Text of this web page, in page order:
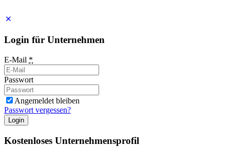
Login für Unternehmen
E-Mail *
Passwort
Angemeldet bleiben
Passwort vergessen?
Login
Kostenloses Unternehmensprofil